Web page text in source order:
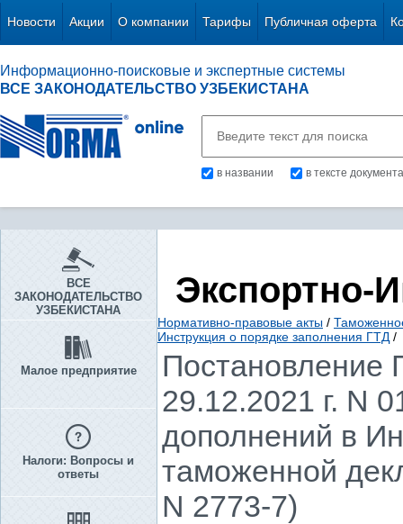
Новости Акции О компании Тарифы Публичная оферта
Информационно-поисковые и экспертные системы
ВСЕ ЗАКОНОДАТЕЛЬСТВО УЗБЕКИСТАНА
в названии в тексте документа
ВСЕ
ЗАКОНОДАТЕЛЬСТВО
УЗБЕКИСТАНА
Малое предприятие
Налоги: Вопросы и
ответы
Экспортно-
Нормативно-правовые акты /
Инструкция о порядке заполнения ГТД /
Постановление
29.12.2021 г. N
дополнений в
таможенной
N 2773-7)